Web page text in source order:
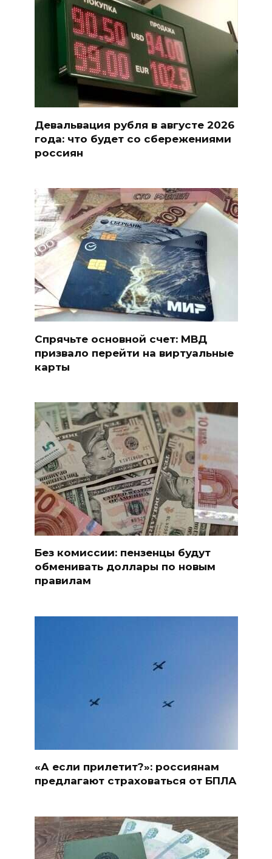
Девальвация рубля в августе 2026
года: что будет со сбережениями
россиян
Спрячьте основной счет: МВД
призвало перейти на виртуальные
карты
Без комиссии: пензенцы будут
обменивать доллары по новым
правилам
«А если прилетит?»: россиянам
предлагают страховаться от БПЛА